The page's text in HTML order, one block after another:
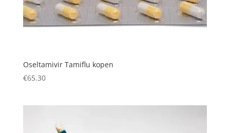
Oseltamivir Tamiflu kopen
€65.30